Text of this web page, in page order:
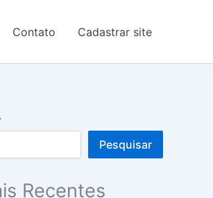
Contato Cadastrar site
Pesquisar
Recentes